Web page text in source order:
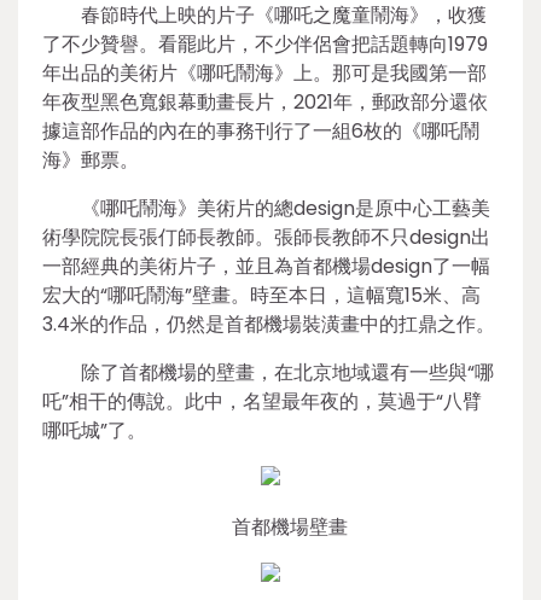
春節時代上映的片子《哪吒之魔童鬧海》，收獲
了不少贊譽。看罷此片，不少伴侶會把話題轉向1979
年出品的美術片《哪吒鬧海》上。那可是我國第一部
年夜型黑色寬銀幕動畫長片，2021年，郵政部分還依
據這部作品的內在的事務刊行了一組6枚的《哪吒鬧
海》郵票。
《哪吒鬧海》美術片的總design是原中心工藝美
術學院院長張仃師長教師。張師長教師不只design出
一部經典的美術片子，並且為首都機場design了一幅
宏大的“哪吒鬧海”壁畫。時至本日，這幅寬15米、高
3.4米的作品，仍然是首都機場裝潢畫中的扛鼎之作。
除了首都機場的壁畫，在北京地域還有一些與“哪
吒”相干的傳說。此中，名望最年夜的，莫過于“八臂
哪吒城”了。
首都機場壁畫